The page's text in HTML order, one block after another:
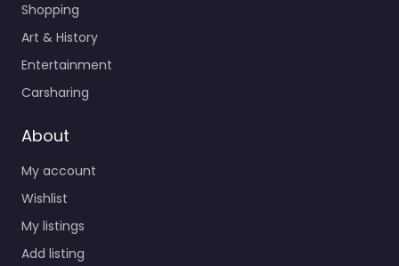
Shopping
Art & History
Entertainment
Carsharing
About
My account
Wishlist
My listings
Add listing